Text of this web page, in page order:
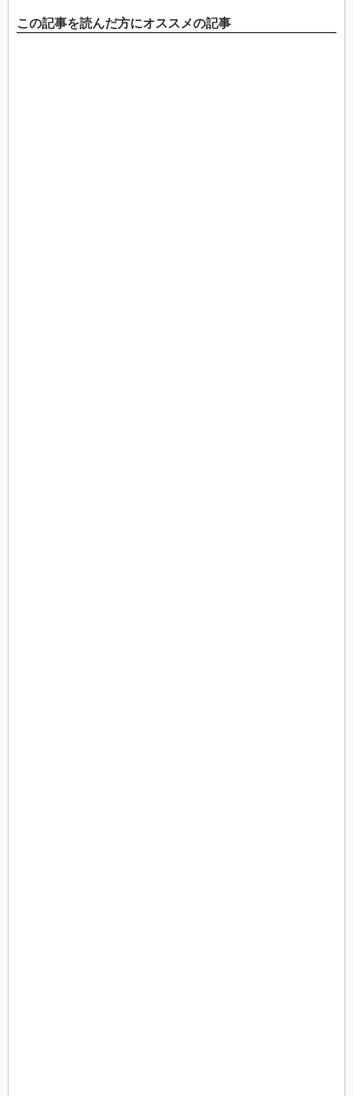
この記事を読んだ方にオススメの記事